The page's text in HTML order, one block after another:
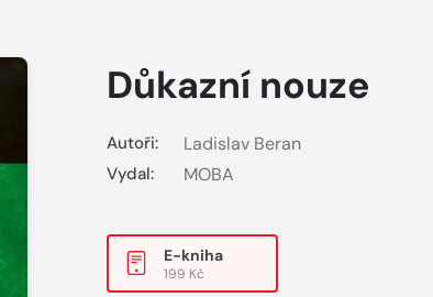
Důkazní nouze
Autoři: Ladislav Beran
Vydal: MOBA
E-kniha
199 Kč